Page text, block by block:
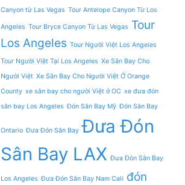
Canyon từ Las Vegas Tour Antelope Canyon Từ Los
Angeles Tour Bryce Canyon Từ Las Vegas Tour
Los Angeles Tour Người Việt Los Angeles
Tour Người Việt Tại Los Angeles Xe Sân Bay Cho
Người Việt Xe Sân Bay Cho Người Việt Ở Orange
County xe sân bay cho người Việt ở OC xe đưa đón
sân bay Los Angeles Đón Sân Bay Mỹ Đón Sân Bay
Ontario Đưa Đón Sân Bay Đưa Đón
Sân Bay LAX Đưa Đón Sân Bay
Los Angeles Đưa Đón Sân Bay Nam Cali đón